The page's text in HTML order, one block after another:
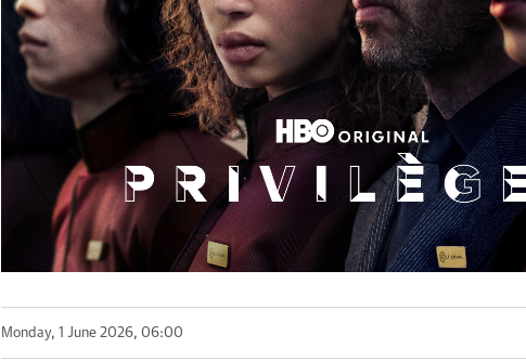
Monday, 1 June 2026, 06:00